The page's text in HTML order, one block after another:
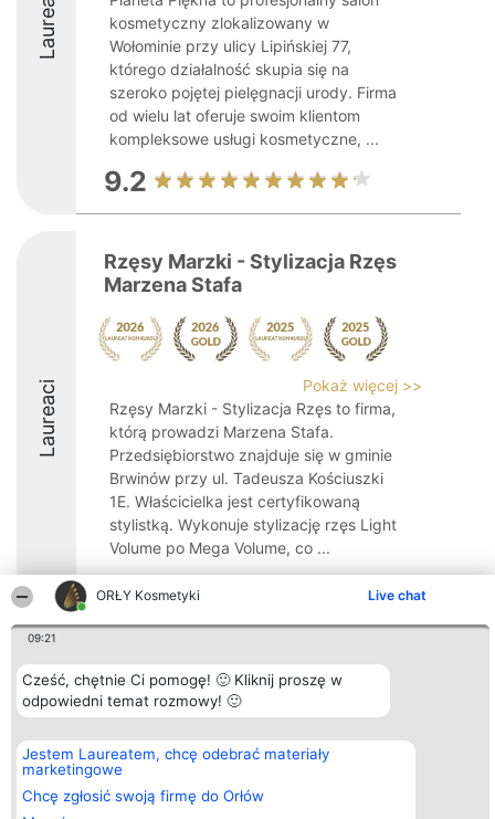
ORŁY Kosmetyki Live chat
09:21
Cześć, chętnie Ci pomogę! 🙂 Kliknij proszę w
odpowiedni temat rozmowy! 🙂
Jestem Laureatem, chcę odebrać materiały
marketingowe
Chcę zgłosić swoją firmę do Orłów
Laureaci
kosmetyczny zlokalizowany w
Wołominie przy ulicy Lipińskiej 77,
którego działalność skupia się na
szeroko pojętej pielęgnacji urody. Firma
od wielu lat oferuje swoim klientom
kompleksowe usługi kosmetyczne, ...
9.2
Laureaci
Rzęsy Marzki - Stylizacja Rzęs
Marzena Stafa
Pokaż więcej >>
Rzęsy Marzki - Stylizacja Rzęs to firma,
którą prowadzi Marzena Stafa.
Przedsiębiorstwo znajduje się w gminie
Brwinów przy ul. Tadeusza Kościuszki
1E. Właścicielka jest certyfikowaną
stylistką. Wykonuje stylizację rzęs Light
Volume po Mega Volume, co ...
10
Organizator plebiscytu
Bright Side Solutions sp. z o.
o. sp. k.
ul. Ruska 22
KRS 0000749100 | Regon
381313360 | NIP 8943132676
+48 508 492 400
Plebiscyt
Laureaci
Lista
wszystkich
Zasady
Prywatności
Blog
Articles
Articles